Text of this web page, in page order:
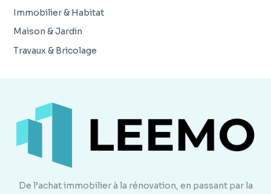
Immobilier & Habitat
Maison & Jardin
Travaux & Bricolage
De l’achat immobilier à la rénovation, en passant par la